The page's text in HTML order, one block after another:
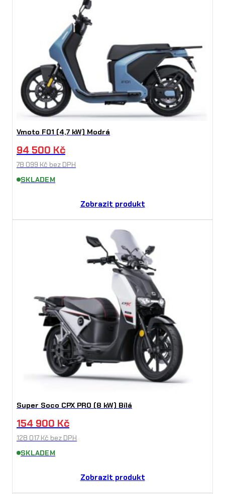
Vmoto F01 (4,7 kW) Modrá
94 500 Kč
78 099 Kč bez DPH
SKLADEM
Zobrazit produkt
Super Soco CPX PRO (8 kW) Bílá
154 900 Kč
128 017 Kč bez DPH
SKLADEM
Zobrazit produkt